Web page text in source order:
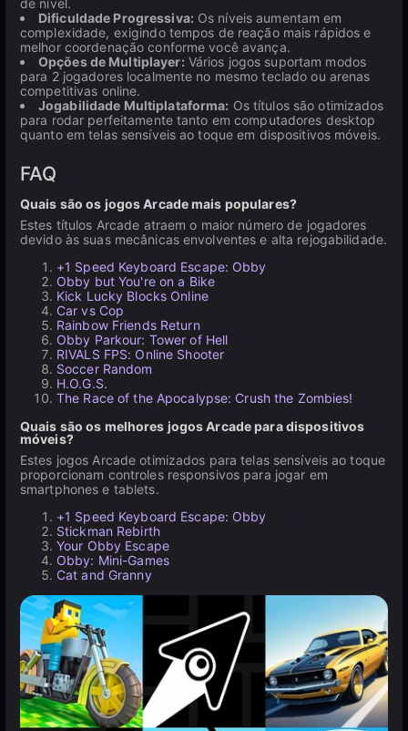
de nível.
Dificuldade Progressiva: Os níveis aumentam em
complexidade, exigindo tempos de reação mais rápidos e
melhor coordenação conforme você avança.
Opções de Multiplayer: Vários jogos suportam modos
para 2 jogadores localmente no mesmo teclado ou arenas
competitivas online.
Jogabilidade Multiplataforma: Os títulos são otimizados
para rodar perfeitamente tanto em computadores desktop
quanto em telas sensíveis ao toque em dispositivos móveis.
FAQ
Quais são os jogos Arcade mais populares?
Estes títulos Arcade atraem o maior número de jogadores
devido às suas mecânicas envolventes e alta rejogabilidade.
+1 Speed Keyboard Escape: Obby
Obby but You're on a Bike
Kick Lucky Blocks Online
Car vs Cop
Rainbow Friends Return
Obby Parkour: Tower of Hell
RIVALS FPS: Online Shooter
Soccer Random
H.O.G.S.
The Race of the Apocalypse: Crush the Zombies!
Quais são os melhores jogos Arcade para dispositivos
móveis?
Estes jogos Arcade otimizados para telas sensíveis ao toque
proporcionam controles responsivos para jogar em
smartphones e tablets.
+1 Speed Keyboard Escape: Obby
Stickman Rebirth
Your Obby Escape
Obby: Mini-Games
Cat and Granny